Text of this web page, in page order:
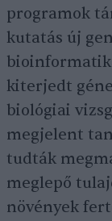
programok
kutatás új
kiterjedt
biológiai
megjelent
tudták
meglepő
növények